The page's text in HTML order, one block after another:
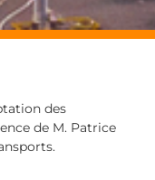
des
de M. Patrice